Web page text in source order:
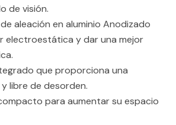
de visión.
aleación en aluminio Anodizado
electroestática y dar una mejor
que proporciona una
libre de desorden.
para aumentar su espacio